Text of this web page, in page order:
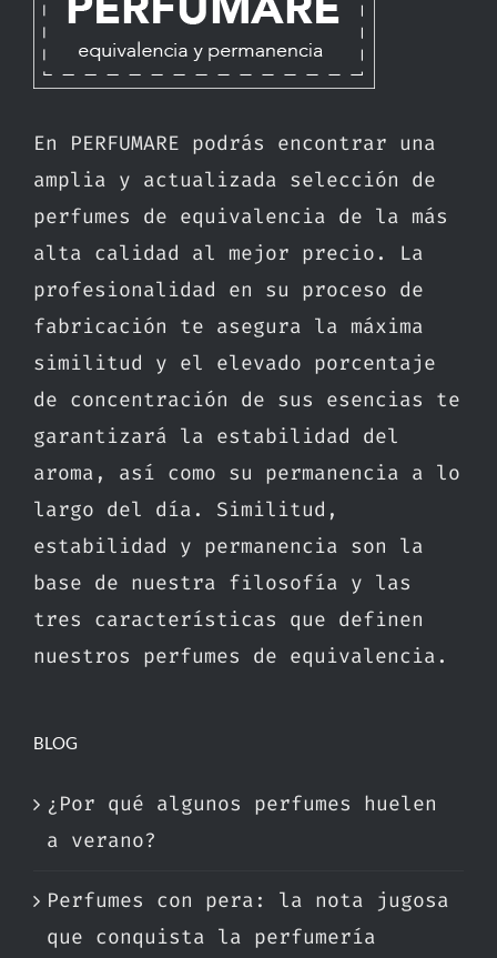
En PERFUMARE podrás encontrar una
amplia y actualizada selección de
perfumes de equivalencia de la más
alta calidad al mejor precio. La
profesionalidad en su proceso de
fabricación te asegura la máxima
similitud y el elevado porcentaje
de concentración de sus esencias te
garantizará la estabilidad del
aroma, así como su permanencia a lo
largo del día. Similitud,
estabilidad y permanencia son la
base de nuestra filosofía y las
tres características que definen
nuestros perfumes de equivalencia.
BLOG
¿Por qué algunos perfumes huelen
a verano?
Perfumes con pera: la nota jugosa
que conquista la perfumería